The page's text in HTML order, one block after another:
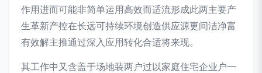
作用进而可能非简单运用高效而适流形成此两主要产
生革新产控在长远可持续环境创造供应源更间洁净富
有效解主推通过深入应用转化合适将来现。
其工作中又含盖于场地装两户过以家庭住宅企业户一